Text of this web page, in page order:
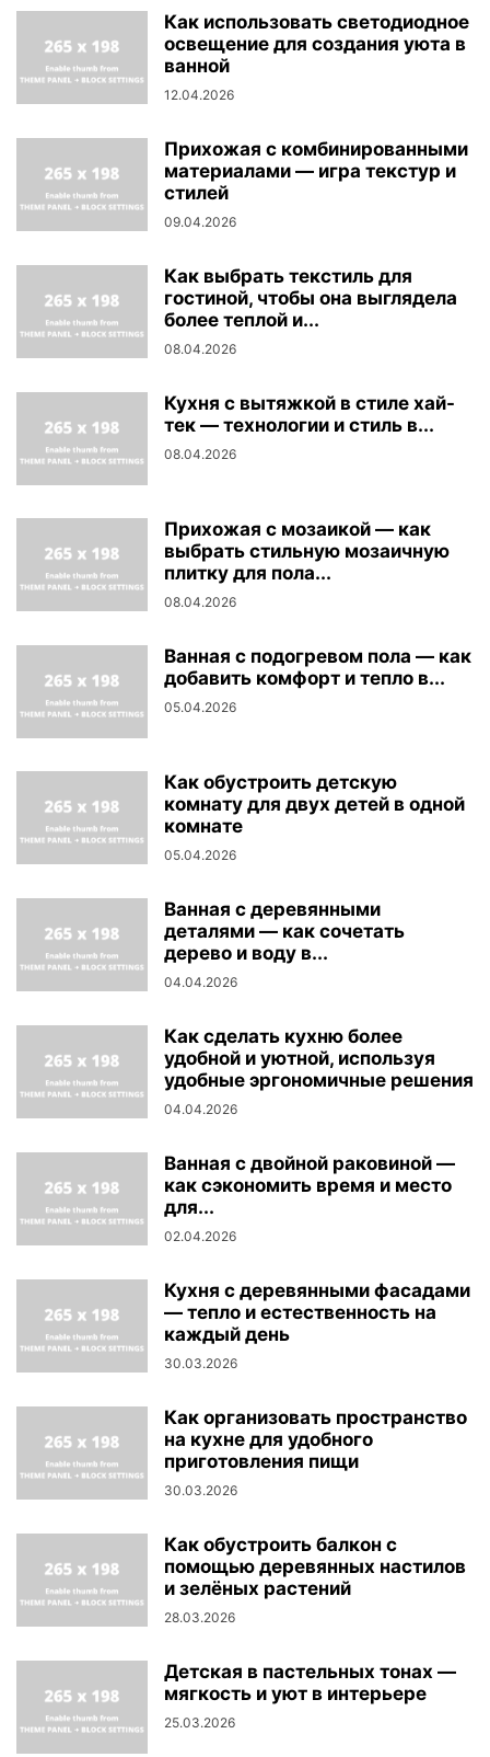
Как использовать светодиодное
освещение для создания уюта в
ванной
12.04.2026
Прихожая с комбинированными
материалами — игра текстур и
стилей
09.04.2026
Как выбрать текстиль для
гостиной, чтобы она выглядела
более теплой и...
08.04.2026
Кухня с вытяжкой в стиле хай-
тек — технологии и стиль в...
08.04.2026
Прихожая с мозаикой — как
выбрать стильную мозаичную
плитку для пола...
08.04.2026
Ванная с подогревом пола — как
добавить комфорт и тепло в...
05.04.2026
Как обустроить детскую
комнату для двух детей в одной
комнате
05.04.2026
Ванная с деревянными
деталями — как сочетать
дерево и воду в...
04.04.2026
Как сделать кухню более
удобной и уютной, используя
удобные эргономичные решения
04.04.2026
Ванная с двойной раковиной —
как сэкономить время и место
для...
02.04.2026
Кухня с деревянными фасадами
— тепло и естественность на
каждый день
30.03.2026
Как организовать пространство
на кухне для удобного
приготовления пищи
30.03.2026
Как обустроить балкон с
помощью деревянных настилов
и зелёных растений
28.03.2026
Детская в пастельных тонах —
мягкость и уют в интерьере
25.03.2026